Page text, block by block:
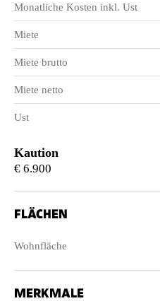
Monatliche Kosten inkl. Ust
Miete
Miete brutto
Miete netto
Ust
Kaution
€ 6.900
FLÄCHEN
Wohnfläche
MERKMALE